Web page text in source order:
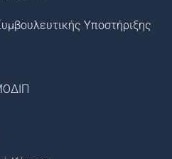
Υποστήριξης